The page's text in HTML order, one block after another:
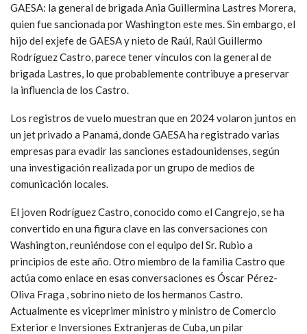
GAESA: la general de brigada Ania Guillermina Lastres Morera,
quien fue sancionada por Washington este mes. Sin embargo, el
hijo del exjefe de GAESA y nieto de Raúl, Raúl Guillermo
Rodríguez Castro, parece tener vínculos con la general de
brigada Lastres, lo que probablemente contribuye a preservar
la influencia de los Castro.
Los registros de vuelo muestran que en 2024 volaron juntos en
un jet privado a Panamá, donde GAESA ha registrado varias
empresas para evadir las sanciones estadounidenses, según
una investigación realizada por un grupo de medios de
comunicación locales.
El joven Rodríguez Castro, conocido como el Cangrejo, se ha
convertido en una figura clave en las conversaciones con
Washington, reuniéndose con el equipo del Sr. Rubio a
principios de este año. Otro miembro de la familia Castro que
actúa como enlace en esas conversaciones es Óscar Pérez-
Oliva Fraga , sobrino nieto de los hermanos Castro.
Actualmente es viceprimer ministro y ministro de Comercio
Exterior e Inversiones Extranjeras de Cuba, un pilar